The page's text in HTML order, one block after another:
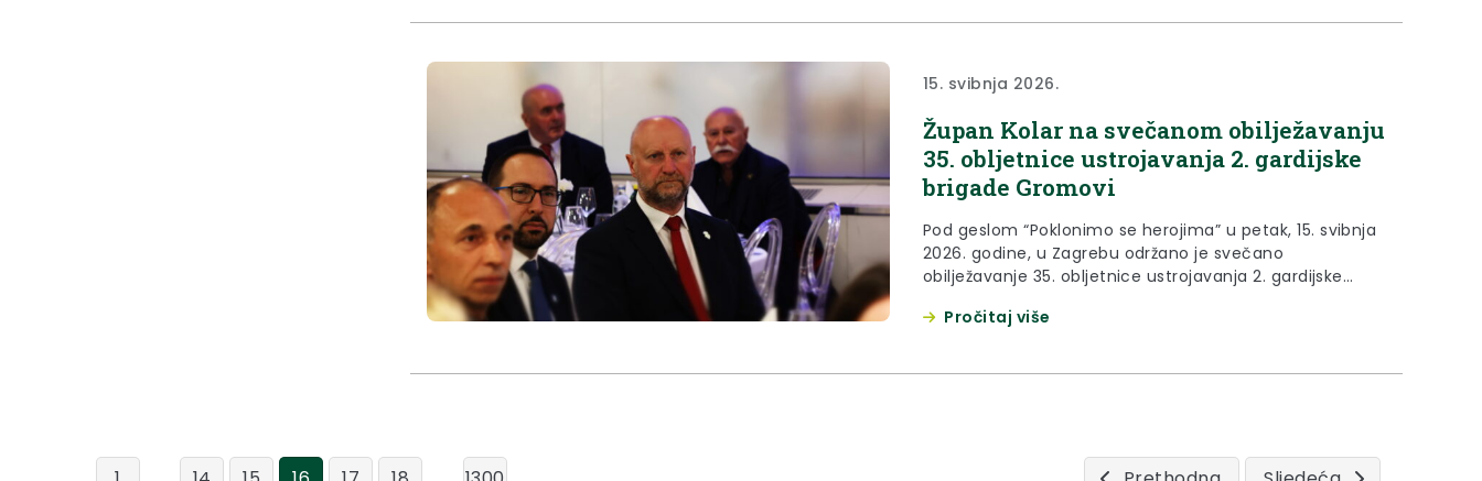
15. svibnja 2026.
Župan Kolar na svečanom obilježavanju
35. obljetnice ustrojavanja 2. gardijske
brigade Gromovi
Pod geslom “Poklonimo se herojima” u petak, 15. svibnja
2026. godine, u Zagrebu održano je svečano
obilježavanje 35. obljetnice ustrojavanja 2. gardijske
svečanosti uoči koje je kazao kako je, i nakon
čuvati uspomenu na hrvatske branitelje i prenositi
Pročitaj više